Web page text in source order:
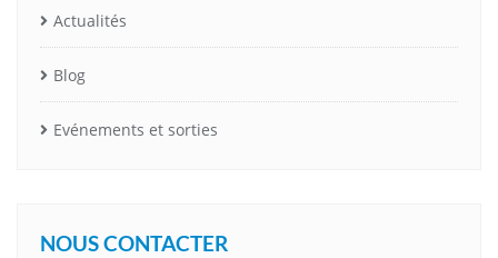
Actualités
Blog
Evénements et sorties
NOUS CONTACTER